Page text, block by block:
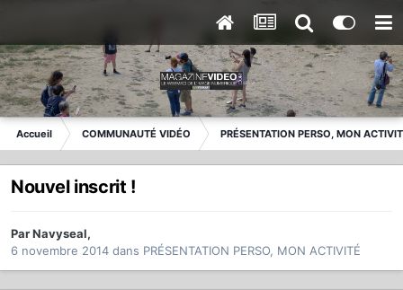
Accueil COMMUNAUTÉ VIDÉO PRÉSENTATION PERSO, MON
Nouvel inscrit !
ParNavyseal,
6 novembre 2014 dans PRÉSENTATION PERSO, MON ACTIVITÉ